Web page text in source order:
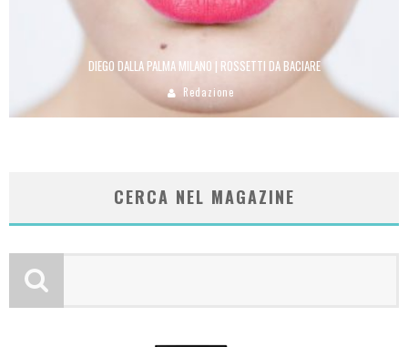
DIEGO DALLA PALMA MILANO | ROSSETTI DA BACIARE
Redazione
CERCA NEL MAGAZINE